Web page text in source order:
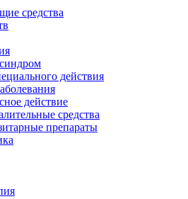
средства
действия
действие
средства
препараты